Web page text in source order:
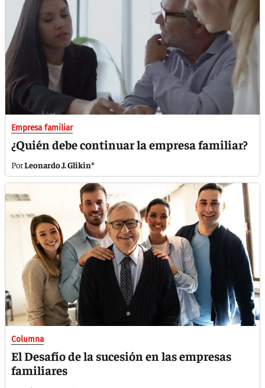
Empresa familiar
¿Quién debe continuar la empresa familiar?
Leonardo J. Glikin*
Columna
El Desafío de la sucesión en las empresas
familiares